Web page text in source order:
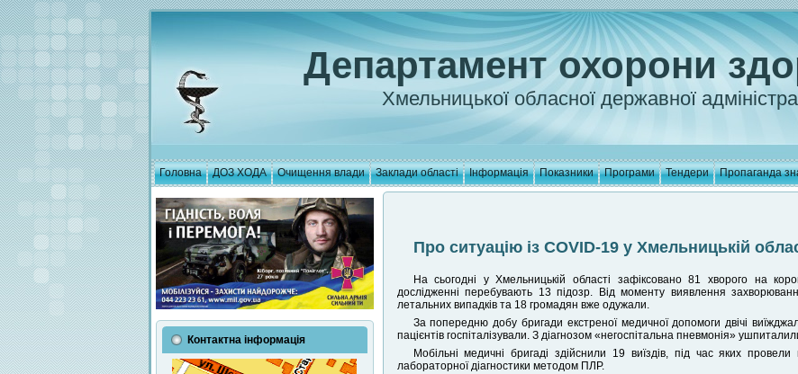
Департамент охорони
Хмельницької обласної державної
Головна ДОЗ ХОДА Очищення влади Заклади області Інформація Показники Програми Тендери Пропаганда
Контактна інформація
Про ситуацію із COVID-19 у Хмельницькій
На сьогодні у Хмельницькій області зафіксовано 81 хворого на
дослідженні перебувають 13 підозр. Від моменту виявлення
летальних випадків та 18 громадян вже одужали.
За попередню добу бригади екстреної медичної допомоги двічі
пацієнтів госпіталізували. З діагнозом «негоспітальна пневмонія»
Мобільні медичні бригаді здійснили 19 виїздів, під час яких провели
лабораторної діагностики методом ПЛР.